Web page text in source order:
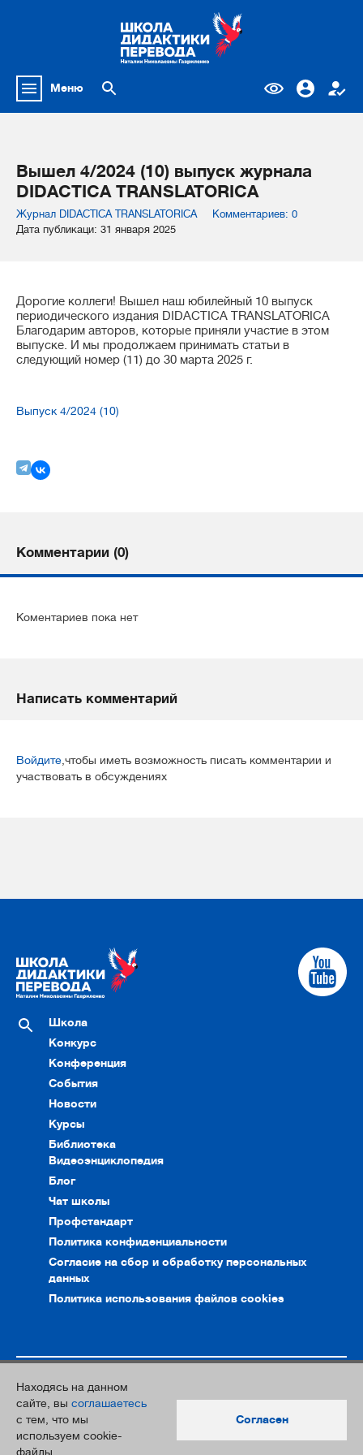
Меню
Вышел 4/2024 (10) выпуск журнала
DIDACTICA TRANSLATORICA
Журнал DIDACTICA TRANSLATORICA
Комментариев: 0
Дата публикаци: 31 января 2025
Дорогие коллеги! Вышел наш юбилейный 10 выпуск
периодического издания DIDACTICA TRANSLATORICA
Благодарим авторов, которые приняли участие в этом
выпуске. И мы продолжаем принимать статьи в
следующий номер (11) до 30 марта 2025 г.
Выпуск 4/2024 (10)
Комментарии (0)
Коментариев пока нет
Написать комментарий
Войдите ,чтобы иметь возможность писать комментарии и
участвовать в обсуждениях
Школа
Конкурс
Конференция
События
Новости
Курсы
Библиотека
Видеоэнциклопедия
Блог
Чат школы
Профстандарт
Политика конфиденциальности
Согласие на сбор и обработку персональных
данных
Политика использования файлов cookies
© 2010–2026. Интернет-ресурс профессионального сообщества
преподавателей и переводчиков
Дизайн и разработка:
Находясь на данном
сайте, вы соглашаетесь
с тем, что мы
используем cookie-
файлы.
Согласен